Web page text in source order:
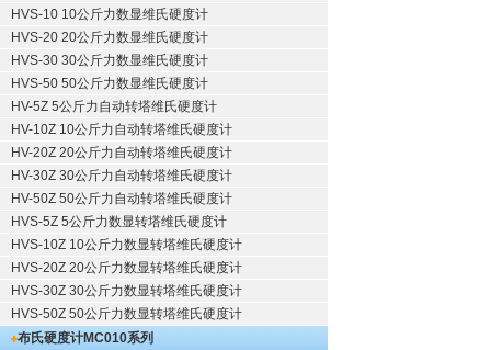
HVS-10 10公斤力数显维氏硬度计
HVS-20 20公斤力数显维氏硬度计
HVS-30 30公斤力数显维氏硬度计
HVS-50 50公斤力数显维氏硬度计
HV-5Z 5公斤力自动转塔维氏硬度计
HV-10Z 10公斤力自动转塔维氏硬度计
HV-20Z 20公斤力自动转塔维氏硬度计
HV-30Z 30公斤力自动转塔维氏硬度计
HV-50Z 50公斤力自动转塔维氏硬度计
HVS-5Z 5公斤力数显转塔维氏硬度计
HVS-10Z 10公斤力数显转塔维氏硬度计
HVS-20Z 20公斤力数显转塔维氏硬度计
HVS-30Z 30公斤力数显转塔维氏硬度计
HVS-50Z 50公斤力数显转塔维氏硬度计
布氏硬度计MC010系列